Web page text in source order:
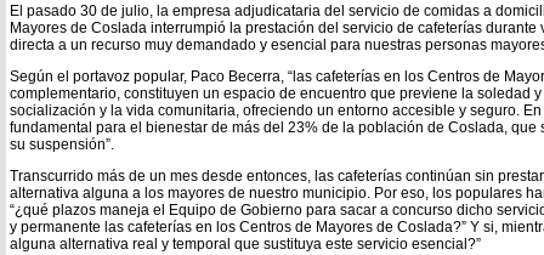
El pasado 30 de julio, la empresa adjudicataria del servicio de comidas a
Mayores de Coslada interrumpió la prestación del servicio de cafeterías
directa a un recurso muy demandado y esencial para nuestras personas
Según el portavoz popular, Paco Becerra, “las cafeterías en los Centros de
complementario, constituyen un espacio de encuentro que previene la soledad
socialización y la vida comunitaria, ofreciendo un entorno accesible y seguro.
fundamental para el bienestar de más del 23% de la población de Coslada,
su suspensión”.
Transcurrido más de un mes desde entonces, las cafeterías continúan sin
alternativa alguna a los mayores de nuestro municipio. Por eso, los populares
“¿qué plazos maneja el Equipo de Gobierno para sacar a concurso dicho
y permanente las cafeterías en los Centros de Mayores de Coslada?” Y si,
alguna alternativa real y temporal que sustituya este servicio esencial?”